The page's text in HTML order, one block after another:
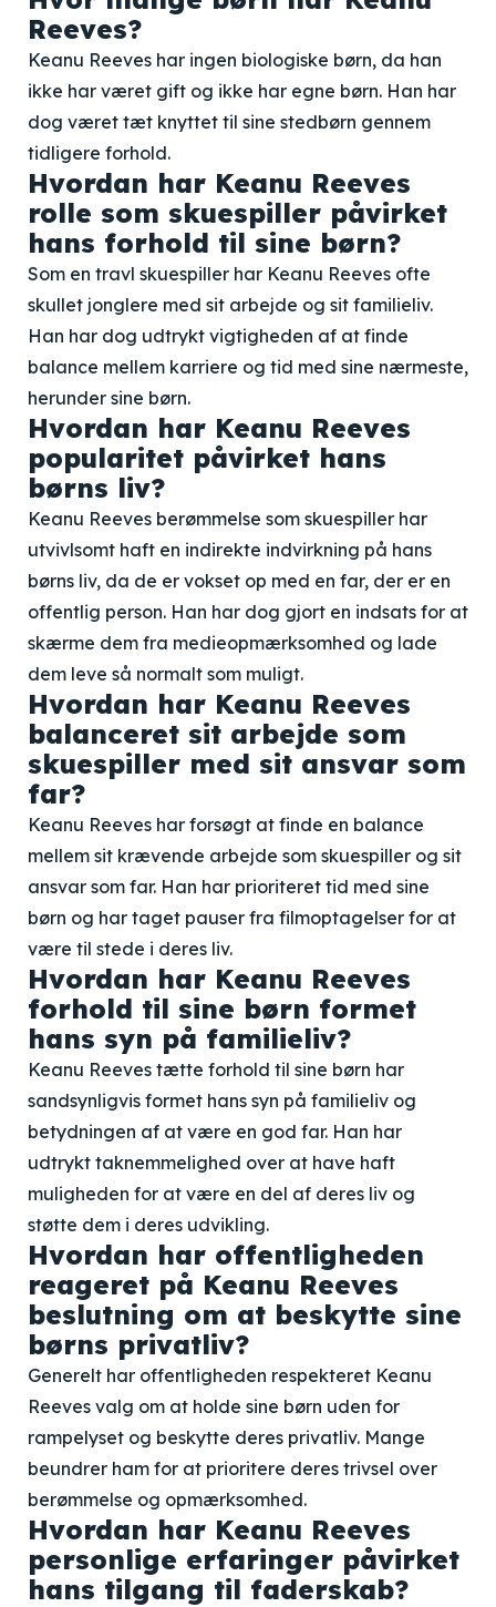
Reeves?
Keanu Reeves har ingen biologiske børn, da han
ikke har været gift og ikke har egne børn. Han har
dog været tæt knyttet til sine stedbørn gennem
tidligere forhold.
Hvordan har Keanu Reeves
rolle som skuespiller påvirket
hans forhold til sine børn?
Som en travl skuespiller har Keanu Reeves ofte
skullet jonglere med sit arbejde og sit familieliv.
Han har dog udtrykt vigtigheden af at finde
balance mellem karriere og tid med sine nærmeste,
herunder sine børn.
Hvordan har Keanu Reeves
popularitet påvirket hans
børns liv?
Keanu Reeves berømmelse som skuespiller har
utvivlsomt haft en indirekte indvirkning på hans
børns liv, da de er vokset op med en far, der er en
offentlig person. Han har dog gjort en indsats for at
skærme dem fra medieopmærksomhed og lade
dem leve så normalt som muligt.
Hvordan har Keanu Reeves
balanceret sit arbejde som
skuespiller med sit ansvar som
far?
Keanu Reeves har forsøgt at finde en balance
mellem sit krævende arbejde som skuespiller og sit
ansvar som far. Han har prioriteret tid med sine
børn og har taget pauser fra filmoptagelser for at
være til stede i deres liv.
Hvordan har Keanu Reeves
forhold til sine børn formet
hans syn på familieliv?
Keanu Reeves tætte forhold til sine børn har
sandsynligvis formet hans syn på familieliv og
betydningen af at være en god far. Han har
udtrykt taknemmelighed over at have haft
muligheden for at være en del af deres liv og
støtte dem i deres udvikling.
Hvordan har offentligheden
reageret på Keanu Reeves
beslutning om at beskytte sine
børns privatliv?
Generelt har offentligheden respekteret Keanu
Reeves valg om at holde sine børn uden for
rampelyset og beskytte deres privatliv. Mange
beundrer ham for at prioritere deres trivsel over
berømmelse og opmærksomhed.
Hvordan har Keanu Reeves
personlige erfaringer påvirket
hans tilgang til faderskab?